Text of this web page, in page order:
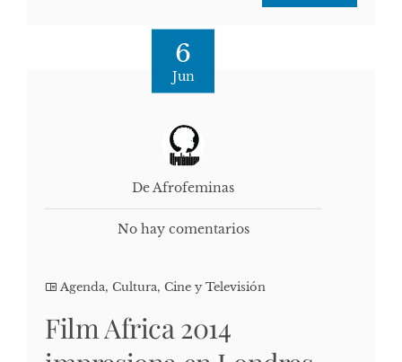
6
Jun
De Afrofeminas
No hay comentarios
Agenda, Cultura, Cine y Televisión
Film Africa 2014